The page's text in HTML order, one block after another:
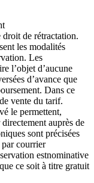
droit de rétractation.
les modalités
Les
l’objet d’aucune
d’avance que
Dans ce
vente du tarif.
le permettent,
auprès de
sont précisées
courrier
estnominative
ce soit à titre gratuit